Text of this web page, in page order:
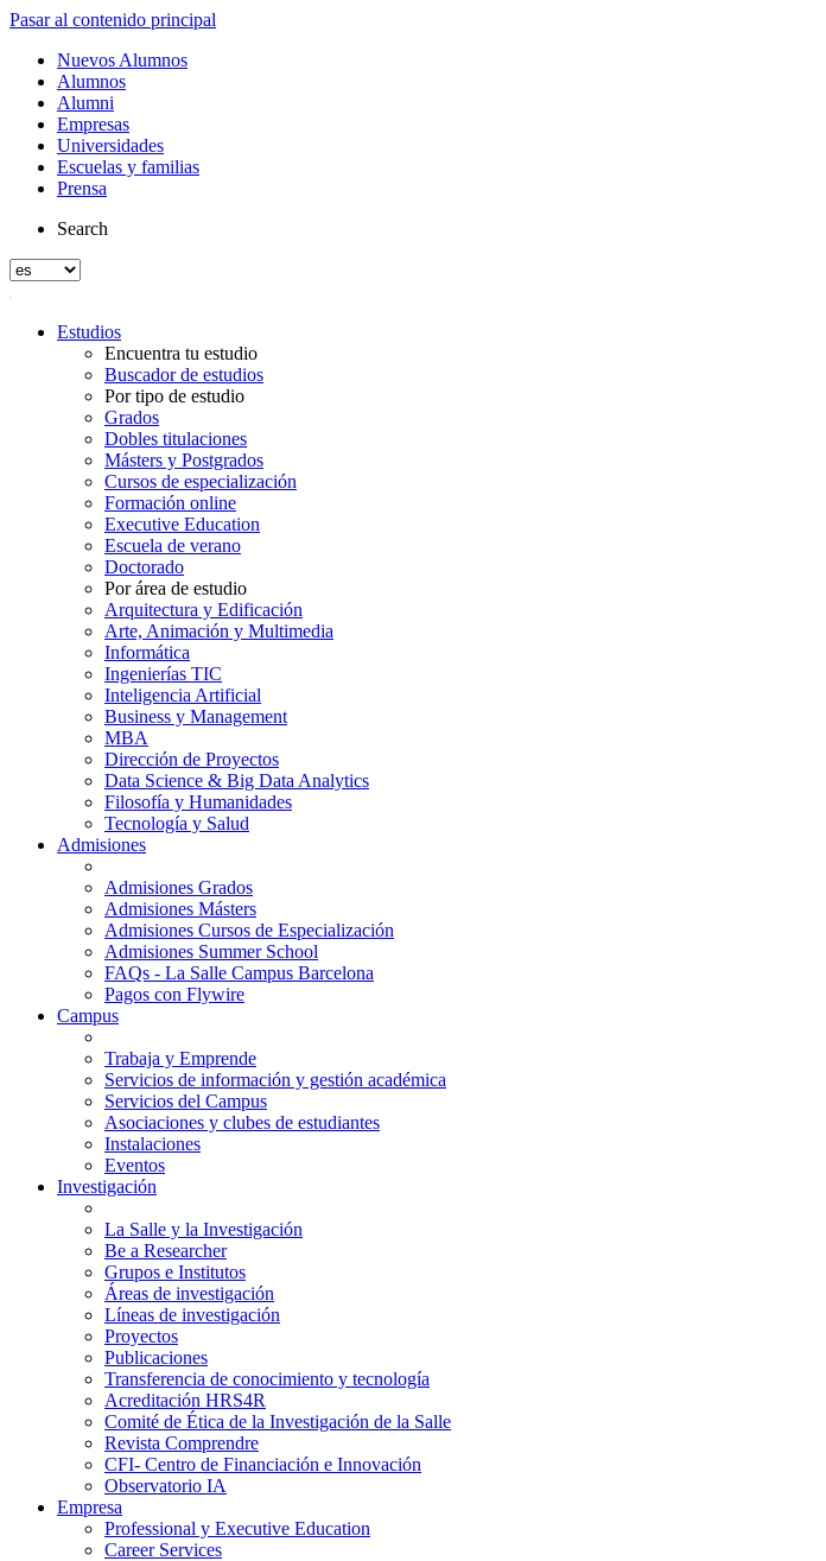
Pasar al contenido principal
Nuevos Alumnos
Alumnos
Alumni
Empresas
Universidades
Escuelas y familias
Prensa
Search
Estudios
Encuentra tu estudio
Buscador de estudios
Por tipo de estudio
Grados
Dobles titulaciones
Másters y Postgrados
Cursos de especialización
Formación online
Executive Education
Escuela de verano
Doctorado
Por área de estudio
Arquitectura y Edificación
Arte, Animación y Multimedia
Informática
Ingenierías TIC
Inteligencia Artificial
Business y Management
MBA
Dirección de Proyectos
Data Science & Big Data Analytics
Filosofía y Humanidades
Tecnología y Salud
Admisiones
Admisiones Grados
Admisiones Másters
Admisiones Cursos de Especialización
Admisiones Summer School
FAQs - La Salle Campus Barcelona
Pagos con Flywire
Campus
Trabaja y Emprende
Servicios de información y gestión académica
Servicios del Campus
Asociaciones y clubes de estudiantes
Instalaciones
Eventos
Investigación
La Salle y la Investigación
Be a Researcher
Grupos e Institutos
Áreas de investigación
Líneas de investigación
Proyectos
Publicaciones
Transferencia de conocimiento y tecnología
Acreditación HRS4R
Comité de Ética de la Investigación de la Salle
Revista Comprendre
CFI- Centro de Financiación e Innovación
Observatorio IA
Empresa
Professional y Executive Education
Career Services